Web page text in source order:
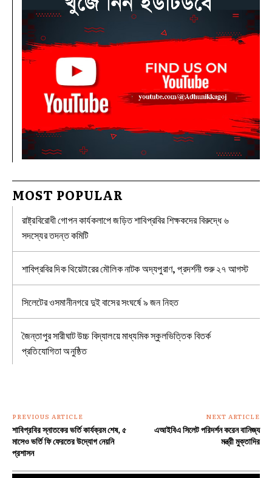
MOST POPULAR
রাষ্ট্রবিরোধী গোপন কার্যকলাপে জড়িত শাবিপ্রবির শিক্ষকদের বিরুদ্ধে ৬
সদস্যের তদন্ত কমিটি
শাবিপ্রবির দিক থিয়েটারের মৌলিক নাটক অদ্যপুরাণ, প্রদর্শনী শুরু ২৭ আগস্ট
সিলেটের ওসমানীনগরে দুই বাসের সংঘর্ষে ৯ জন নিহত
জৈন্তাপুর সারীঘাট উচ্চ বিদ্যালয়ে মাধ্যমিক স্কুলভিত্তিক বিতর্ক
প্রতিযোগিতা অনুষ্ঠিত
PREVIOUS ARTICLE
শাবিপ্রবির স্নাতকের ভর্তি কার্যক্রম শেষ, ৫
মাসেও ভর্তি ফি ফেরতের উদ্যােগ নেয়নি
প্রশাসন
NEXT ARTICLE
এআইবিএ সিলেট পরিদর্শন করেন বানিজ্য
মন্ত্রী মুক্তাদির